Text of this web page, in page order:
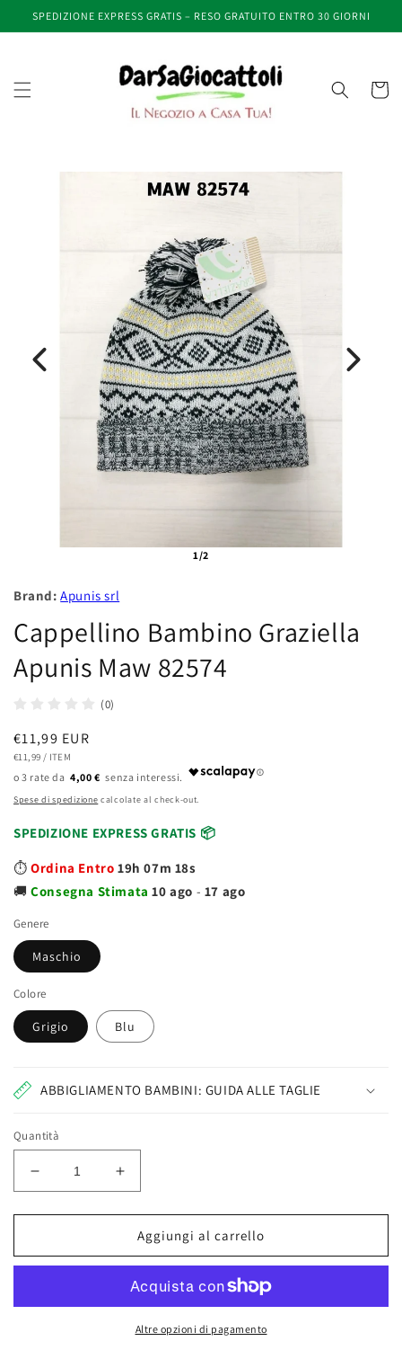
direttamente
ai contenuti
SPEDIZIONE EXPRESS GRATIS – RESO GRATUITO ENTRO 30 GIORNI
Carrello
1/2
Brand: Apunis srl
Cappellino Bambino Graziella
Apunis Maw 82574
(0)
Prezzo
di
listino
€11,99 EUR
PREZZO
€11,99 / PER
ITEM
4,00 €
Spese di spedizione calcolate al check-out.
SPEDIZIONE EXPRESS GRATIS 📦
⏱️Ordina Entro 19h 07m 17s
🚚Consegna Stimata10 ago - 17 ago
Genere
Maschio
Colore
Grigio Blu
ABBIGLIAMENTO BAMBINI: GUIDA ALLE TAGLIE
Quantità
Diminuisci
quantità
per
Bambino
Maw
Aumenta
quantità
per
Cappellino
Bambino
Apunis
Maw
82574
Aggiungi al carrello
Altre opzioni di pagamento